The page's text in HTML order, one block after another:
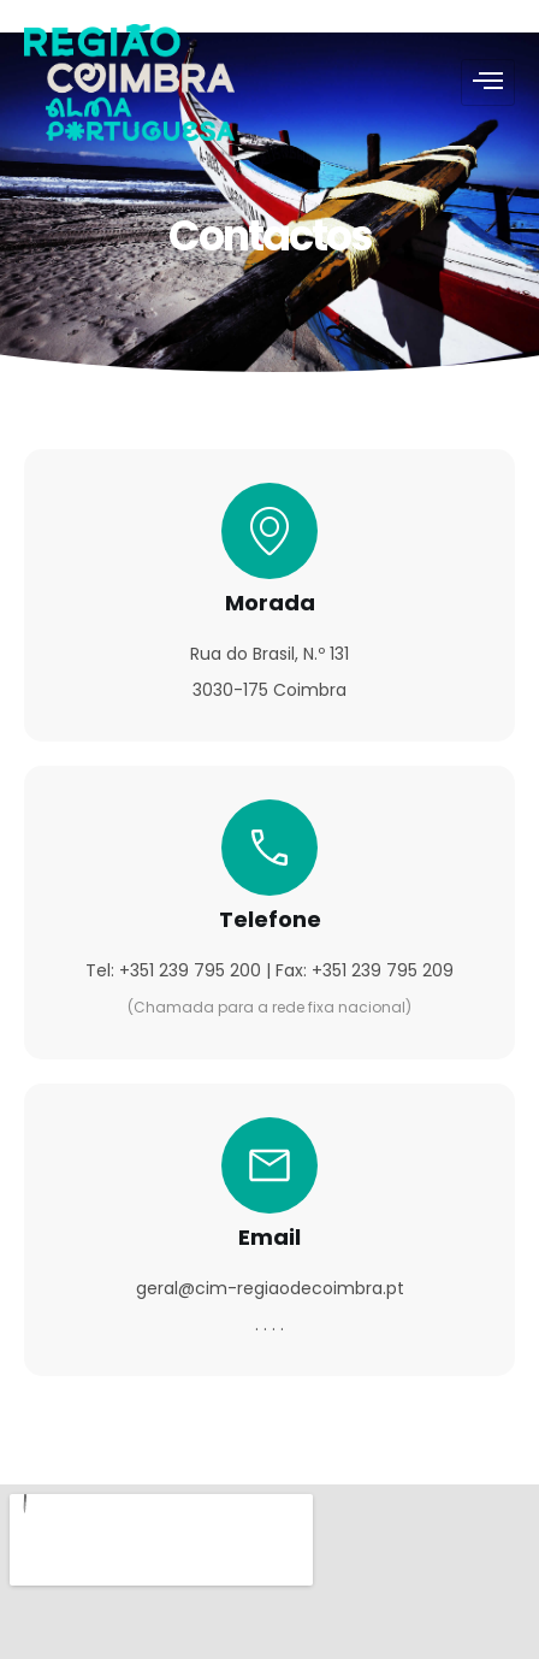
Contactos
Morada
Rua do Brasil, N.º 131
3030-175 Coimbra
Telefone
Tel: +351 239 795 200 | Fax: +351 239 795 209
(Chamada para a rede fixa nacional)
Email
geral@cim-regiaodecoimbra.pt
. . . .